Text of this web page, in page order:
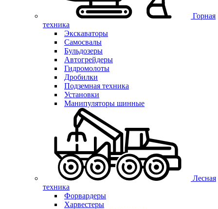
Горная
техника
Экскаваторы
Самосвалы
Бульдозеры
Автогрейдеры
Гидромолоты
Дробилки
Подземная техника
Установки
Манипуляторы шинные
Лесная
техника
Форвардеры
Харвестеры